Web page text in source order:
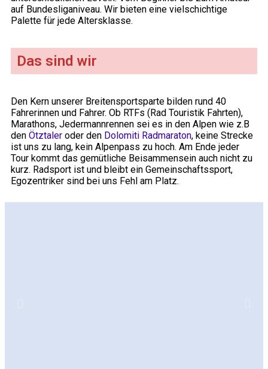
auf Bundesliganiveau. Wir bieten eine vielschichtige
Palette für jede Altersklasse.
Das sind wir
Den Kern unserer Breitensportsparte bilden rund 40
Fahrerinnen und Fahrer. Ob RTFs (Rad Touristik Fahrten),
Marathons, Jedermannrennen sei es in den Alpen wie z.B
den Ötztaler oder den Dolomiti Radmaraton, keine Strecke
ist uns zu lang, kein Alpenpass zu hoch. Am Ende jeder
Tour kommt das gemütliche Beisammensein auch nicht zu
kurz. Radsport ist und bleibt ein Gemeinschaftssport,
Egozentriker sind bei uns Fehl am Platz.